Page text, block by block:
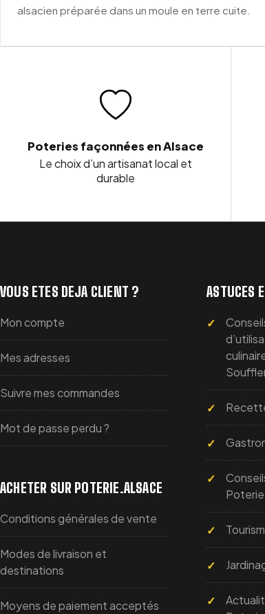
alsacien préparée dans un moule en terre cuite.
Poteries façonnées en Alsace
Le choix d’un artisanat local et
durable
VOUS ETES DEJA CLIENT ?
Mon compte
Mes adresses
Suivre mes commandes
Mot de passe perdu ?
ACHETER SUR POTERIE.ALSACE
Conditions générales de vente
Modes de livraison et
destinations
Moyens de paiement acceptés
ASTUCES